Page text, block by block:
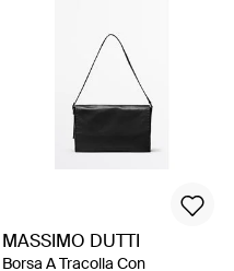
MASSIMO DUTTI
Borsa A Tracolla Con